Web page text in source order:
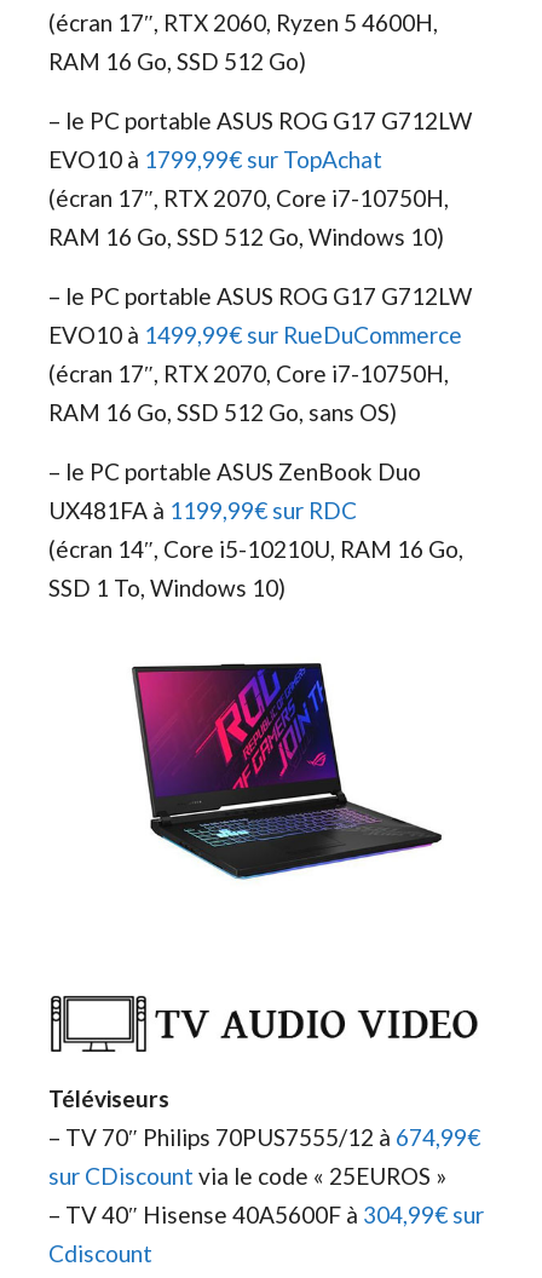
(écran 17″, RTX 2060, Ryzen 5 4600H,
RAM 16 Go, SSD 512 Go)
– le PC portable ASUS ROG G17 G712LW
EVO10 à 1799,99€ sur TopAchat
(écran 17″, RTX 2070, Core i7-10750H,
RAM 16 Go, SSD 512 Go, Windows 10)
– le PC portable ASUS ROG G17 G712LW
EVO10 à 1499,99€ sur RueDuCommerce
(écran 17″, RTX 2070, Core i7-10750H,
RAM 16 Go, SSD 512 Go, sans OS)
– le PC portable ASUS ZenBook Duo
UX481FA à 1199,99€ sur RDC
(écran 14″, Core i5-10210U, RAM 16 Go,
SSD 1 To, Windows 10)
Téléviseurs
– TV 70″ Philips 70PUS7555/12 à 674,99€
sur CDiscount via le code « 25EUROS »
– TV 40″ Hisense 40A5600F à 304,99€ sur
Cdiscount